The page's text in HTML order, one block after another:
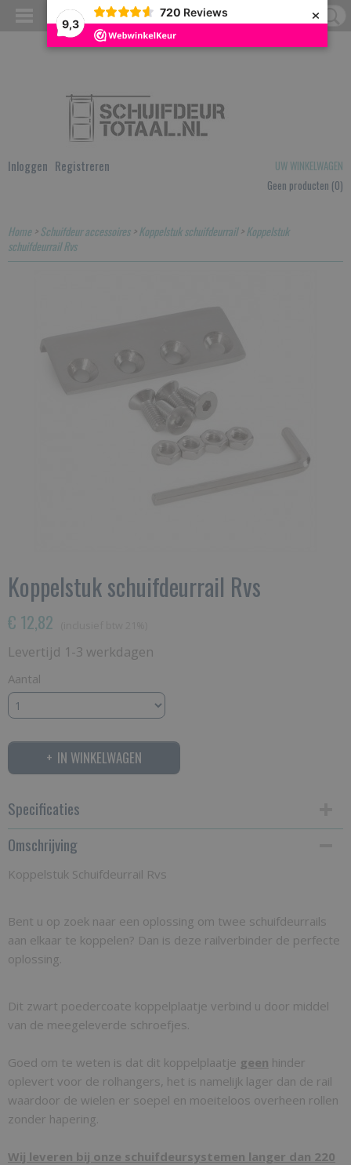
9,3
720 Reviews ×
Inloggen Registreren
UW WINKELWAGEN
Geen producten (0)
Home>Schuifdeur accessoires>Koppelstuk schuifdeurrail>Koppelstuk
schuifdeurrail Rvs
Koppelstuk schuifdeurrail Rvs
€ 12,82
Levertijd 1-3 werkdagen
Aantal
IN WINKELWAGEN
Specificaties
Productcode
Omschrijving
Koppelstuk Schuifdeurrail Rvs
Bent u op zoek naar een oplossing om twee schuifdeurrails
aan elkaar te koppelen? Dan is deze railverbinder de perfecte
oplossing.
Dit zwart poedercoate koppelplaatje verbind u door middel
van de meegeleverde schroefjes.
Goed om te weten is dat dit koppelplaatje geen hinder
oplevert voor de rolhangers, het is namelijk lager dan de rail
waardoor de wielen er soepel en moeiteloos overheen rollen
zonder hapering.
Wij leveren bij onze schuifdeursystemen langer dan 220